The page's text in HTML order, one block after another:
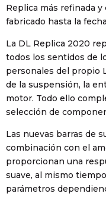
Replica más refinada
fabricado hasta la
La DL Replica 2020
todos los sentidos de
personales del propio
de la suspensión, la
motor. Todo ello
selección de
Las nuevas barras de
combinación con el
proporcionan una
suave, al mismo
parámetros